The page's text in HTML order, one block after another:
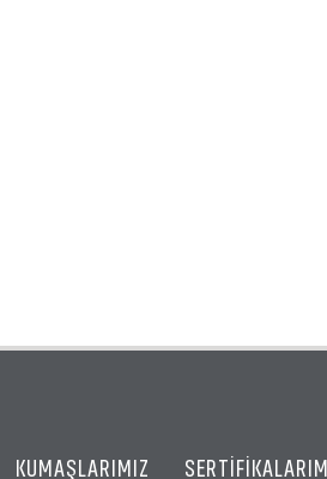
KUMAŞLARIMIZ